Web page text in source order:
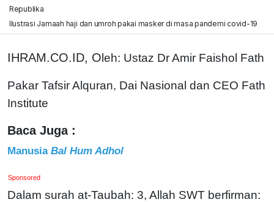
Republika
Ilustrasi Jamaah haji dan umroh pakai masker di masa pandemi covid-19
IHRAM.CO.ID, Oleh: Ustaz Dr Amir Faishol Fath
Pakar Tafsir Alquran, Dai Nasional dan CEO Fath
Institute
Baca Juga :
Manusia Bal Hum Adhol
Sponsored
Dalam surah at-Taubah: 3, Allah SWT berfirman: